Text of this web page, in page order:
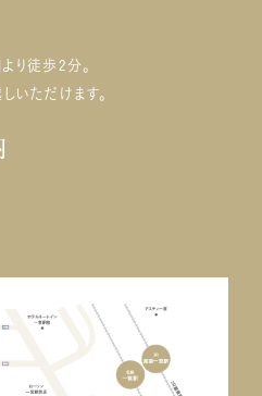
り徒歩2分。
いただけます。